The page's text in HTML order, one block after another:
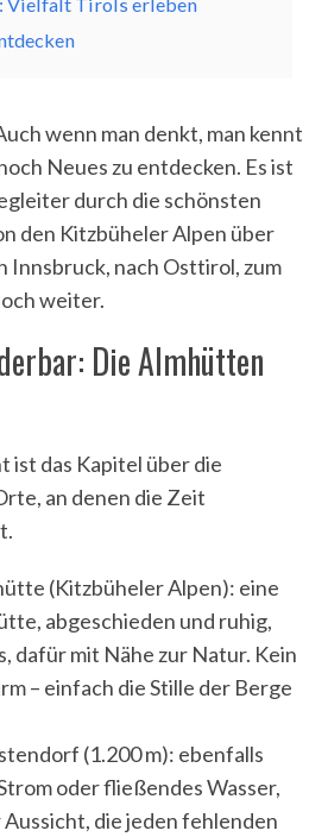
Vielfalt Tirols erleben
wenn man denkt, man kennt
Neues zu entdecken. Es ist
durch die schönsten
den Kitzbüheler Alpen über
Innsbruck, nach Osttirol, zum
weiter.
Die Almhütten
ist das Kapitel über die
an denen die Zeit
(Kitzbüheler Alpen): eine
abgeschieden und ruhig,
dafür mit Nähe zur Natur. Kein
– einfach die Stille der Berge
(1.200 m): ebenfalls
oder fließendes Wasser,
die jeden fehlenden